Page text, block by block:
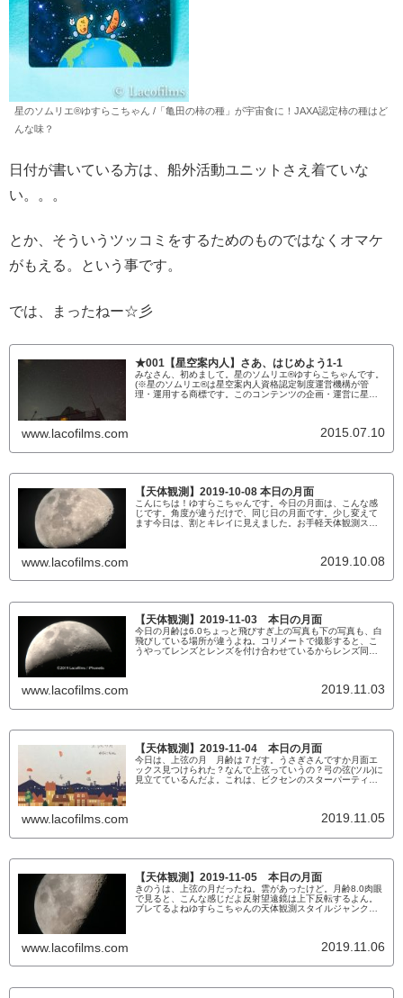
星のソムリエ®︎ゆすらこちゃん /「亀田の柿の種」が宇宙食に！JAXA認定柿の種はど
んな味？
日付が書いている方は、船外活動ユニットさえ着ていな
い。。。
とか、そういうツッコミをするためのものではなくオマケ
がもえる。という事です。
では、まったねー☆彡
★001【星空案内人】さあ、はじめよう1-1
みなさん、初めまして。星のソムリエ®︎ゆすらこちゃんです。
(※星のソムリエ®︎は星空案内人資格認定制度運営機構が管
理・運用する商標です。このコンテンツの企画・運営に星空
うにあってそれらを線で結ぶと、星座になります。レジャー
www.lacofilms.com 2015.07.10
【天体観測】2019-10-08 本日の月面
こんにちは！ゆすらこちゃんです。今日の月面は、こんな感
じです。角度が違うだけで、同じ日の月面です。少し変えて
ます今日は、割とキレイに見えました。お手軽天体観測スタ
が悪くなりがちな北陸では手際の良さも重要。あっという間
www.lacofilms.com 2019.10.08
【天体観測】2019-11-03 本日の月面
今日の月齢は6.0ちょっと飛びすぎ上の写真も下の写真も、白
飛びしている場所が違うよね。コリメートで撮影すると、こ
うやってレンズとレンズを付け合わせているからレンズ同士
上弦の月ですね。観望会で役に立つんです接眼部をルミライ
www.lacofilms.com 2019.11.03
【天体観測】2019-11-04 本日の月面
今日は、上弦の月 月齢は７だす。うさぎさんですか月面エ
ックス見つけられた？なんで上弦っていうの？弓の弦(ツル)に
見立てているんだよ。これは、ビクセンのスターパーティっ
む時、弦の部分が上になるでしょう？だから上弦っていう。
www.lacofilms.com 2019.11.05
【天体観測】2019-11-05 本日の月面
きのうは、上弦の月だったね。雲があったけど。月齢8.0肉眼
で見ると、こんな感じだよ反射望遠鏡は上下反転するよん。
ブレてるよねゆすらこちゃんの天体観測スタイルジャンクな
500yen（大塚さんからプレゼント）ヘヤトリ(部屋から...
www.lacofilms.com 2019.11.06